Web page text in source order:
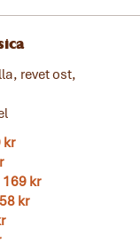
revet ost,
kr
169 kr
kr